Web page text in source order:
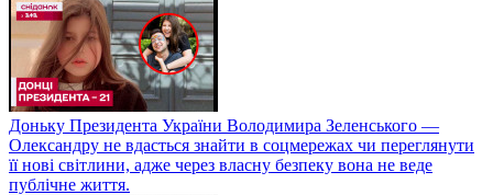
Доньку Президента України Володимира Зеленського —
Олександру не вдасться знайти в соцмережах чи переглянути
її нові світлини, адже через власну безпеку вона не веде
публічне життя.